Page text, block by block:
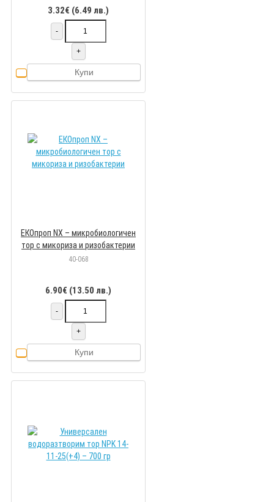
3.32€ (6.49 лв.)
-
+
Купи
ЕКОпроп NX – микробиологичен
тор с микориза и ризобактерии
40-068
6.90€ (13.50 лв.)
-
+
Купи